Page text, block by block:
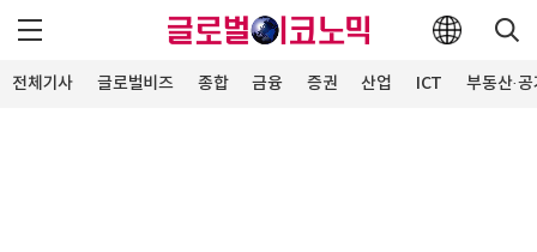
전체기사 글로벌비즈 종합 금융 증권 산업 ICT 부동산·